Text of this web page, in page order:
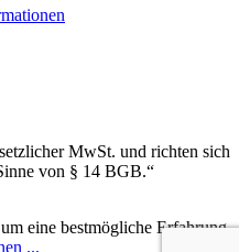
MwSt. und richten sich
von § 14 BGB.“
eine bestmögliche Erfahrung
...